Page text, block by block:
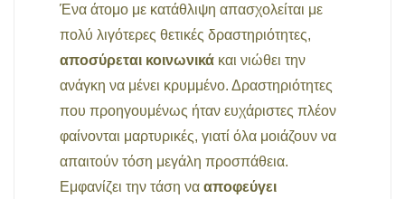
Ένα άτομο με κατάθλιψη απασχολείται με
πολύ λιγότερες θετικές δραστηριότητες,
αποσύρεται κοινωνικά και νιώθει την
ανάγκη να μένει κρυμμένο. Δραστηριότητες
που προηγουμένως ήταν ευχάριστες πλέον
φαίνονται μαρτυρικές, γιατί όλα μοιάζουν να
απαιτούν τόση μεγάλη προσπάθεια.
Εμφανίζει την τάση να αποφεύγει